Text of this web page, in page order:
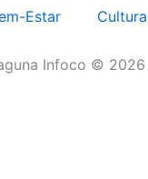
Estar
Infoco ©